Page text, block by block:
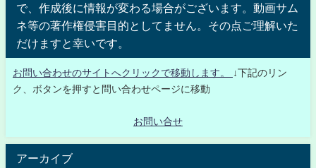
で、作成後に情報が変わる場合がございます。動画サム
ネ等の著作権侵害目的としてません。その点ご理解いた
だけますと幸いです。
お問い合わせのサイトへクリックで移動します。
↓下記のリン
ク、ボタンを押すと問い合わせページに移動
お問い合せ
アーカイブ